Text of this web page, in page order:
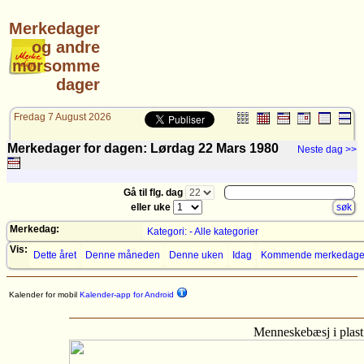
Merkedager
og andre
morsomme
dager
Fredag 7 August 2026
Merkedager for dagen: Lørdag 22 Mars 1980 Neste dag >>
Gå til flg. dag
eller uke
Merkedag:
Kategori: - Alle kategorier
Vis:
Dette året Denne måneden Denne uken Idag Kommende
Kalender for mobil Kalender-app for Android
Menneskebæsj i plast